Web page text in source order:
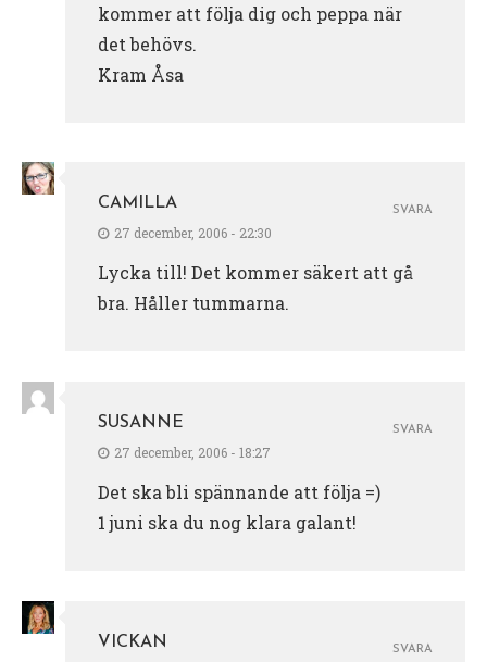
kommer att följa dig och peppa när
det behövs.
Kram Åsa
CAMILLA
27 december, 2006 - 22:30
Lycka till! Det kommer säkert att gå
bra. Håller tummarna.
SVARA
SUSANNE
27 december, 2006 - 18:27
Det ska bli spännande att följa =)
1 juni ska du nog klara galant!
SVARA
VICKAN SVARA